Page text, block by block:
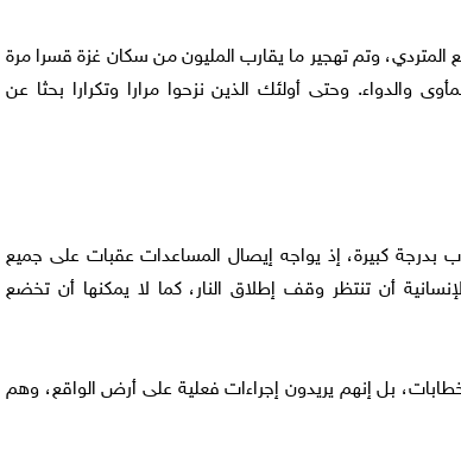
وتم تهجير ما يقارب المليون من سكان غزة قسرا مرة
والدواء. وحتى أولئك الذين نزحوا مرارا وتكرارا بحثا عن
بدرجة كبيرة، إذ يواجه إيصال المساعدات عقبات على جميع
أن تنتظر وقف إطلاق النار، كما لا يمكنها أن تخضع
بل إنهم يريدون إجراءات فعلية على أرض الواقع، وهم